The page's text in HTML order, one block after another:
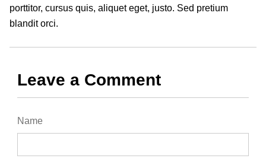
porttitor, cursus quis, aliquet eget, justo. Sed pretium
blandit orci.
Leave a Comment
Name